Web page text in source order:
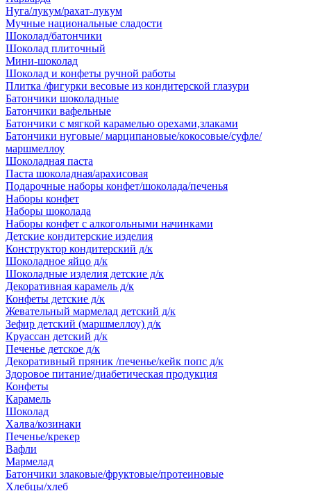
Нуга/лукум/рахат-лукум
Мучные национальные сладости
Шоколад/батончики
Шоколад плиточный
Мини-шоколад
Шоколад и конфеты ручной работы
Плитка /фигурки весовые из кондитерской глазури
Батончики шоколадные
Батончики вафельные
Батончики с мягкой карамелью орехами,злаками
Батончики нуговые/ марципановые/кокосовые/суфле/
маршмеллоу
Шоколадная паста
Паста шоколадная/арахисовая
Подарочные наборы конфет/шоколада/печенья
Наборы конфет
Наборы шоколада
Наборы конфет с алкогольными начинками
Детские кондитерские изделия
Конструктор кондитерский д/к
Шоколадное яйцо д/к
Шоколадные изделия детские д/к
Декоративная карамель д/к
Конфеты детские д/к
Жевательный мармелад детский д/к
Зефир детский (маршмеллоу) д/к
Круассан детский д/к
Печенье детское д/к
Декоративный пряник /печенье/кейк попс д/к
Здоровое питание/диабетическая продукция
Конфеты
Карамель
Шоколад
Халва/козинаки
Печенье/крекер
Вафли
Мармелад
Батончики злаковые/фруктовые/протеиновые
Хлебцы/хлеб